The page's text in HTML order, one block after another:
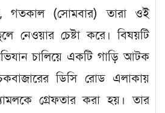
গতকাল (সোমবার) তারা ওই
নেওয়ার চেষ্টা করে। বিষয়টি
চালিয়ে একটি গাড়ি আটক
ডিসি রোড এলাকায়
গ্রেফতার করা হয়। তার